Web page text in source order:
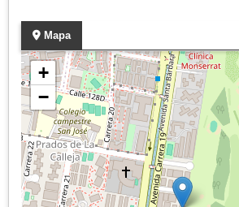
Mapa
+
−